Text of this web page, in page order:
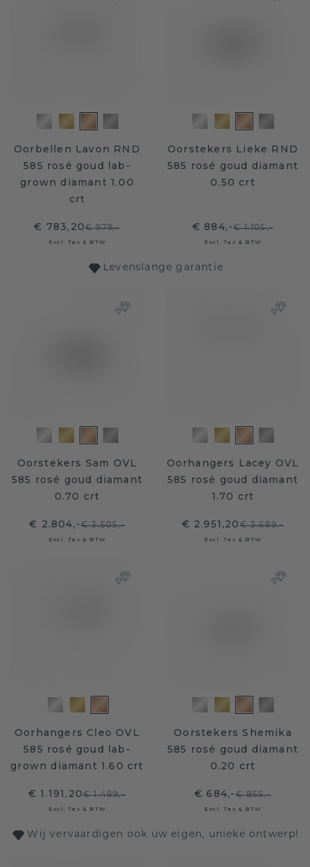
Oorbellen Lavon RND
585 rosé goud lab-
grown diamant 1.00
crt
€ 783,20€ 979,-
Excl. Tax & BTW
Oorstekers Lieke RND
585 rosé goud diamant
0.50 crt
€ 884,-€ 1.105,-
Excl. Tax & BTW
Levenslange garantie
Oorstekers Sam OVL
585 rosé goud diamant
0.70 crt
€ 2.804,-€ 3.505,-
Excl. Tax & BTW
Oorhangers Lacey OVL
585 rosé goud diamant
1.70 crt
€ 2.951,20€ 3.689,-
Excl. Tax & BTW
Oorhangers Cleo OVL
585 rosé goud lab-
grown diamant 1.60 crt
€ 1.191,20€ 1.489,-
Excl. Tax & BTW
Oorstekers Shemika
585 rosé goud diamant
0.20 crt
€ 684,-€ 855,-
Excl. Tax & BTW
Wij vervaardigen ook uw eigen, unieke ontwerp!